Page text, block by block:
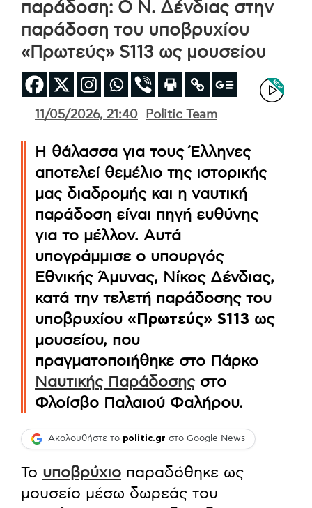
παράδοση: Ο Ν. Δένδιας στην
παράδοση του υποβρυχίου
«Πρωτεύς» S113 ως μουσείου
11/05/2026, 21:40 Politic Team
Η θάλασσα για τους Έλληνες
αποτελεί θεμέλιο της ιστορικής
μας διαδρομής και η ναυτική
παράδοση είναι πηγή ευθύνης
για το μέλλον. Αυτά
υπογράμμισε ο υπουργός
Εθνικής Άμυνας, Νίκος Δένδιας,
κατά την τελετή παράδοσης του
υποβρυχίου «Πρωτεύς» S113 ως
μουσείου, που
πραγματοποιήθηκε στο Πάρκο
Ναυτικής Παράδοσηςστο
Φλοίσβο Παλαιού Φαλήρου.
Ακολουθήστε το politic.gr στο Google News
Το υποβρύχιο παραδόθηκε ως
μουσείο μέσω δωρεάς του